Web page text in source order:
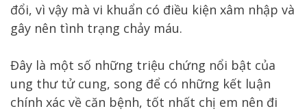
đổi, vì vậy mà vi khuẩn có điều kiện xâm nhập và
gây nên tình trạng chảy máu.
Đây là một số những triệu chứng nổi bật của
ung thư tử cung, song để có những kết luận
chính xác về căn bệnh, tốt nhất chị em nên đi